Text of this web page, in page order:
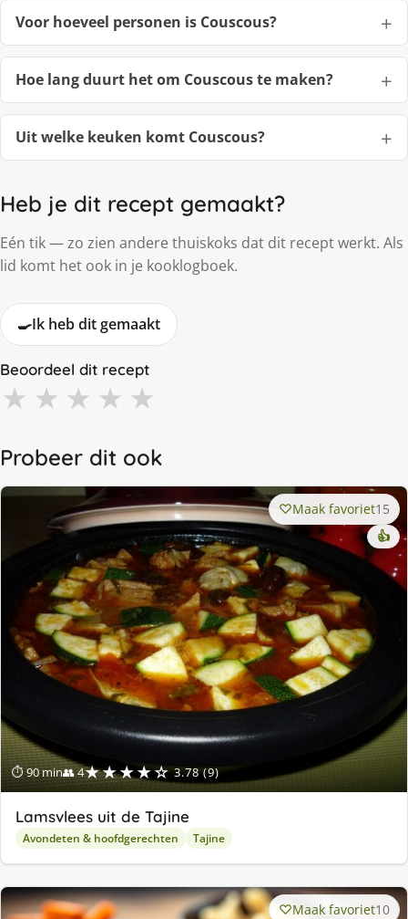
Voor hoeveel personen is Couscous?
Hoe lang duurt het om Couscous te maken?
Uit welke keuken komt Couscous?
Heb je dit recept gemaakt?
Eén tik — zo zien andere thuiskoks dat dit recept werkt. Als
lid komt het ook in je kooklogboek.
🍳Ik heb dit gemaakt
Beoordeel dit recept
★ ★ ★ ★ ★
Probeer dit ook
⏱ 90 min👥 4★★★★☆ 3.78 (9)
Maak favoriet15
👍
Lamsvlees uit de Tajine
Avondeten & hoofdgerechten Tajine
Maak favoriet10